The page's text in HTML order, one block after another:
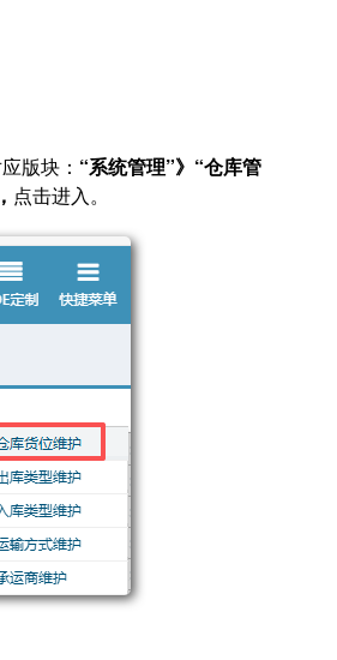
版块： “系统管理”》“仓库管
点击进入。